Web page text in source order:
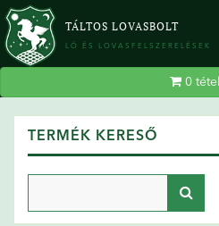
TÁLTOS LOVASBOLT
LÓ ÉS LOVASFELSZERELÉSEK
0tétel
TERMÉK KERESŐ